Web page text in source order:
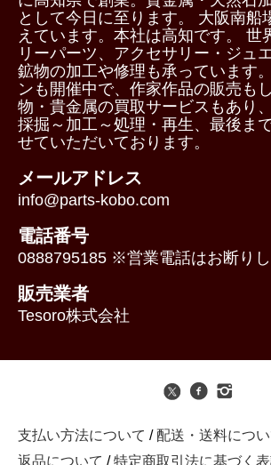
として今日に至ります。 大阪南船
えています。本社は高知です。 世
リーパーツ、アクセサリー・ジュ
鉱物の加工や修理も承っています
ンも開催中で、作家作品の販売も
物・貴金属の買取サービスもあり
採掘～加工～処理・再生、最後ま
せていただいております。
メールアドレス
info@parts-kobo.com
電話番号
0888795185 ※営業電話はお断りし
販売業者
Tesoro株式会社
支払い方法について / 配送・送料につ
返品について / 特定商取引法に基づく